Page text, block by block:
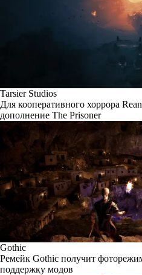
Tarsier Studios
Для кооперативного хоррора
дополнение The Prisoner
Gothic
Ремейк Gothic получит
поддержку модов